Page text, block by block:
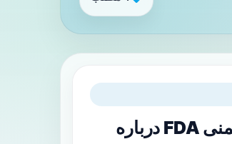
هشدار ایمنی FDA درباره